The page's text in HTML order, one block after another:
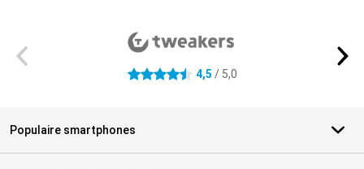
4.5 sterren 4,5 / 5,0
Populaire smartphones